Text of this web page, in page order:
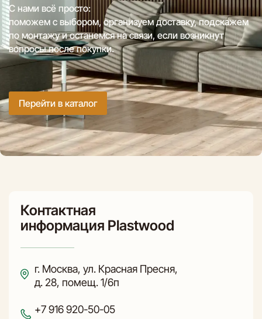
С нами всё просто:
поможем с выбором, организуем доставку, подскажем
по монтажу и останемся на связи, если возникнут
вопросы после покупки.
Перейти в каталог
Контактная
информация Plastwood
г. Москва, ул. Красная Пресня,
д. 28, помещ. 1/6п
+7 916 920-50-05